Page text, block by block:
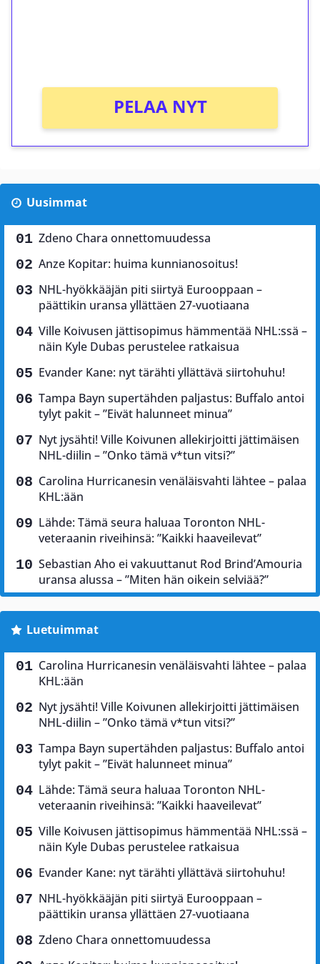
PELAA NYT
Uusimmat
Zdeno Chara onnettomuudessa
Anze Kopitar: huima kunnianosoitus!
NHL-hyökkääjän piti siirtyä Eurooppaan –
päättikin uransa yllättäen 27-vuotiaana
Ville Koivusen jättisopimus hämmentää NHL:ssä –
näin Kyle Dubas perustelee ratkaisua
Evander Kane: nyt tärähti yllättävä siirtohuhu!
Tampa Bayn supertähden paljastus: Buffalo antoi
tylyt pakit – ”Eivät halunneet minua”
Nyt jysähti! Ville Koivunen allekirjoitti jättimäisen
NHL-diilin – ”Onko tämä v*tun vitsi?”
Carolina Hurricanesin venäläisvahti lähtee – palaa
KHL:ään
Lähde: Tämä seura haluaa Toronton NHL-
veteraanin riveihinsä: ”Kaikki haaveilevat”
Sebastian Aho ei vakuuttanut Rod Brind’Amouria
uransa alussa – ”Miten hän oikein selviää?”
Luetuimmat
Carolina Hurricanesin venäläisvahti lähtee – palaa
KHL:ään
Nyt jysähti! Ville Koivunen allekirjoitti jättimäisen
NHL-diilin – ”Onko tämä v*tun vitsi?”
Tampa Bayn supertähden paljastus: Buffalo antoi
tylyt pakit – ”Eivät halunneet minua”
Lähde: Tämä seura haluaa Toronton NHL-
veteraanin riveihinsä: ”Kaikki haaveilevat”
Ville Koivusen jättisopimus hämmentää NHL:ssä –
näin Kyle Dubas perustelee ratkaisua
Evander Kane: nyt tärähti yllättävä siirtohuhu!
NHL-hyökkääjän piti siirtyä Eurooppaan –
päättikin uransa yllättäen 27-vuotiaana
Zdeno Chara onnettomuudessa